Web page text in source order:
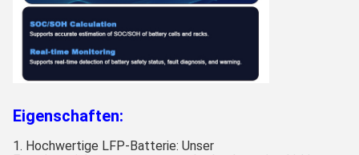
Eigenschaften:
1. Hochwertige LFP-Batterie: Unser